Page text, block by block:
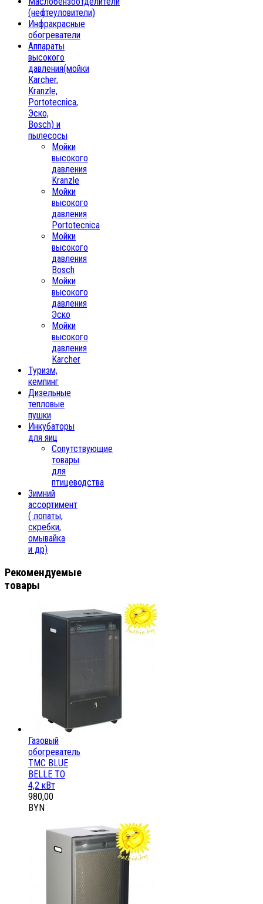
(нефтеуловители)
Инфракрасные
обогреватели
Аппараты
высокого
давления(мойки
Karcher,
Kranzle,
Portotecnica,
Эско,
Bosch) и
пылесосы
Мойки
высокого
давления
Kranzle
Мойки
высокого
давления
Portotecnica
Мойки
высокого
давления
Bosch
Мойки
высокого
давления
Эско
Мойки
высокого
давления
Karcher
Туризм,
кемпинг
Дизельные
тепловые
пушки
Инкубаторы
для яиц
Сопутствующие
товары
для
птицеводства
Зимний
ассортимент
( лопаты,
скребки,
омывайка
и др)
Рекомендуемые
товары
Газовый
обогреватель
ТМС BLUE
BELLE ТО
4,2 кВт
980,00
BYN